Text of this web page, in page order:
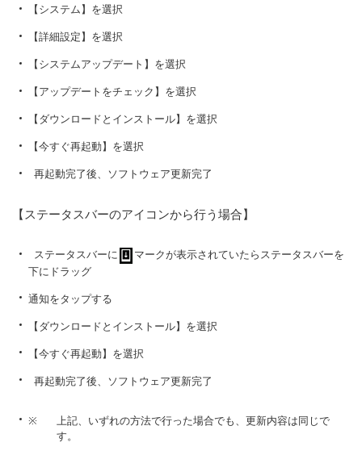
【システム】を選択
【詳細設定】を選択
【システムアップデート】を選択
【アップデートをチェック】を選択
【ダウンロードとインストール】を選択
【今すぐ再起動】を選択
再起動完了後、ソフトウェア更新完了
【ステータスバーのアイコンから行う場合】
ステータスバーに
マークが表示されていたらステータスバーを
下にドラッグ
通知をタップする
【ダウンロードとインストール】を選択
【今すぐ再起動】を選択
再起動完了後、ソフトウェア更新完了
※
上記、いずれの方法で行った場合でも、更新内容は同じで
す。